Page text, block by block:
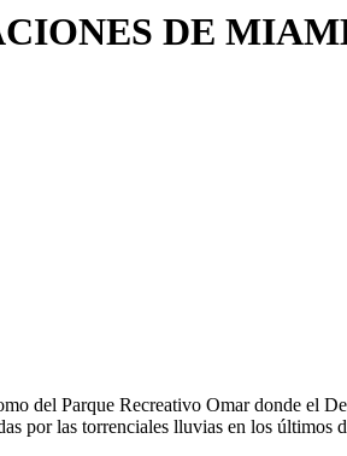
DE
del Parque Recreativo Omar donde el
por las torrenciales lluvias en los últimos